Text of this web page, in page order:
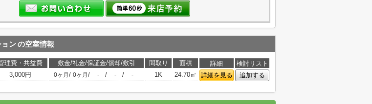
ョンの空室情報
理費・共益費 敷金/礼金/保証金/償却/敷引 間取り 面積 詳細
検討リスト
3,000円 0ヶ月 / 0ヶ月 / - / - / - 1K 24.70㎡ 詳細を見る 追加する